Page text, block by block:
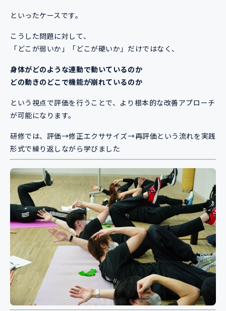
といったケースです。
こうした問題に対して、
「どこが弱いか」「どこが硬いか」だけではなく、
身体がどのような連動で動いているのか
どの動きのどこで機能が崩れているのか
という視点で評価を行うことで、より根本的な改善アプローチ
が可能になります。
研修では、評価→修正エクササイズ→再評価という流れを実践
形式で繰り返しながら学びました